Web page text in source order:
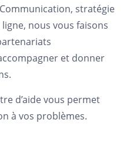
stratégie
nous vous faisons
et donner
d’aide vous permet
à vos problèmes.